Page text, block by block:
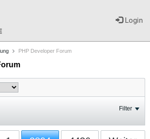
Login
PHP Developer Forum
Filter